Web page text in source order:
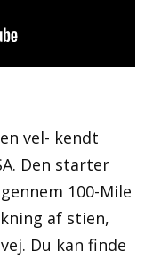
vel- kendt
Den starter
100-Mile
af stien,
Du kan finde